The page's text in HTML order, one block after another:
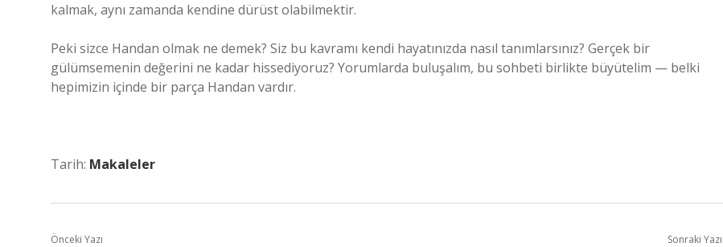
kalmak, aynı zamanda kendine dürüst olabilmektir.
Peki sizce Handan olmak ne demek? Siz bu kavramı kendi hayatınızda nasıl tanımlarsınız? Gerçek bir
gülümsemenin değerini ne kadar hissediyoruz? Yorumlarda buluşalım, bu sohbeti birlikte büyütelim — belki
hepimizin içinde bir parça Handan vardır.
Tarih: Makaleler
Önceki Yazı Sonraki Yazı